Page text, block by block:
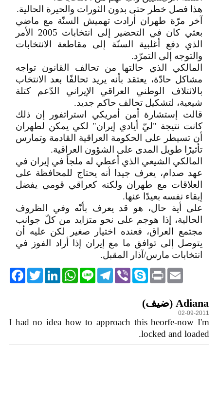
هذا فصل خطر حتى بدون الثورات والحيرة الحالية.
آخر مرّة طهران أرادت تهميش السنّة مع ماضي
بعثي كان في التحضير إلى انتخابات 2005 الأمر
الذي دفع أغلبية السنّة إلى مقاطعة الانتخابات
والتوجه إلى التمرّد.
المالكي الذي حالتها من تحالف القانون تواجه
مشاكل حادّة، يعتقد بأنه يريد تحالفًا بعد الانتخاب
بالائتلاف الوطني العراقي الإيراني الدّعم كتلة
شيعية، لتشكيل تحالف حاكم جديد.
قالت إستشارة أمن أمريكي استراتفور إن ذلك
كانت نتيجة "ليّ أيادي إيران" لكي يمكن لطهران
أن تسيطر على الحكومة العراقية القادمة وتمارس
تأثيرًا طويل المدى على الشؤون العراقية.
المالكي الشيعي الذي أعطي له ملجأ في إيران في
عهد صدام، يعرف جيدا أنه يحتاج للمحافظة على
العلاقات مع طهران ولكنه كعراقي قومي يفضل
إبقاء نفسه بعيدًا عنها.
على أية حال، هو قد يعرف بأنّه وفي الظروف
الحالية، إذا هوجم على نحو متزايد من كلّ جوانب
مجتمع العراق، فعنده اختيار صغير لكن عليه أن
يتوصل إلى توافق ما مع إيران إذا أراد الفوز في
انتخابات مارس/آذار المقبل.
TwitterLinkedIn
WhatsApp Line
Telegram ViberSkype PrintEmail
Adiana (ضيف)
02-09-2011
I had no idea how to approach this beorfe-now I'm
locked and loaded.